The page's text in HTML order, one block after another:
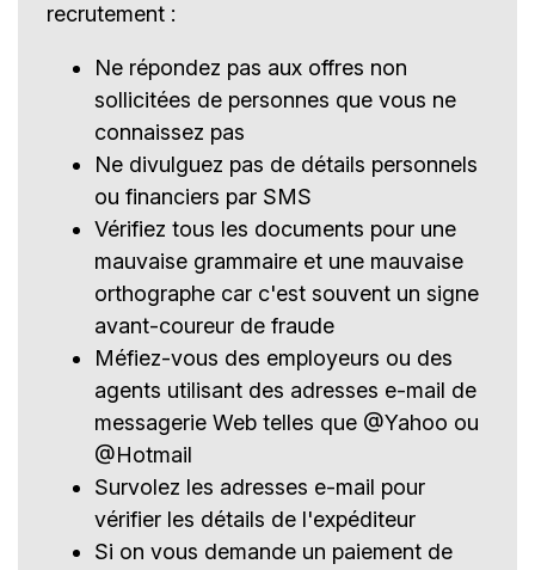
recrutement :
Ne répondez pas aux offres non
sollicitées de personnes que vous ne
connaissez pas
Ne divulguez pas de détails personnels
ou financiers par SMS
Vérifiez tous les documents pour une
mauvaise grammaire et une mauvaise
orthographe car c'est souvent un signe
avant-coureur de fraude
Méfiez-vous des employeurs ou des
agents utilisant des adresses e-mail de
messagerie Web telles que @Yahoo ou
@Hotmail
Survolez les adresses e-mail pour
vérifier les détails de l'expéditeur
Si on vous demande un paiement de